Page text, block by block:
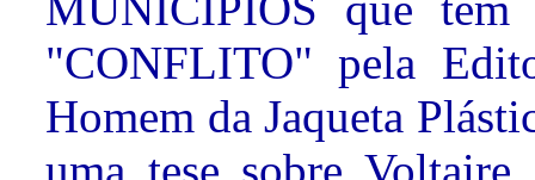
"CONFLITO" pela
Homem da Jaqueta
uma tese sobre